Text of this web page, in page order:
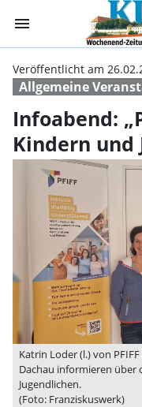
menu
Allgemeine
Veröffentlicht am
Infoabend:
Kindern und
Katrin Loder (l.) von
Dachau informieren über
Jugendlichen.
(Foto: Franziskuswerk)